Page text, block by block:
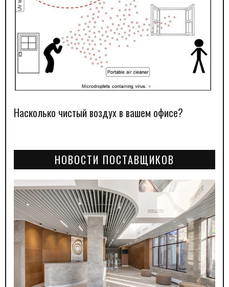
Насколько чистый воздух в вашем офисе?
НОВОСТИ ПОСТАВЩИКОВ